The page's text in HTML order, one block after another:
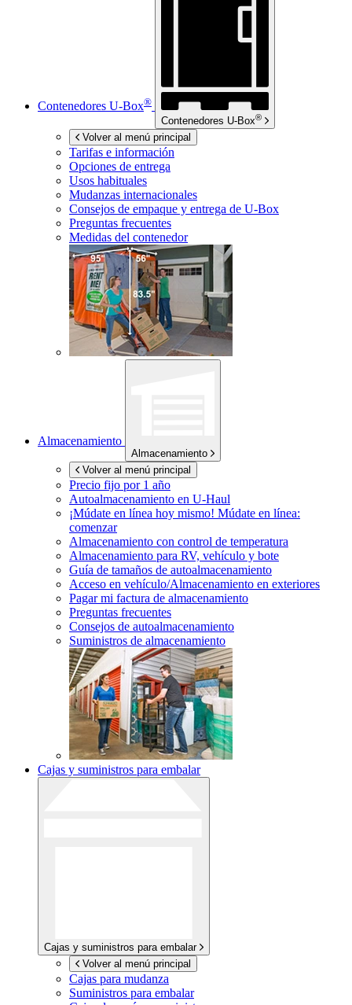
Contenedores U-Box®
Contenedores U-Box®
Volver al menú principal
Tarifas e información
Opciones de entrega
Usos habituales
Mudanzas internacionales
Consejos de empaque y entrega de U-Box
Preguntas frecuentes
Medidas del contenedor
Almacenamiento
Almacenamiento
Volver al menú principal
Precio fijo por 1 año
Autoalmacenamiento en U-Haul
¡Múdate en línea hoy mismo! Múdate en línea:
comenzar
Almacenamiento con control de temperatura
Almacenamiento para RV, vehículo y bote
Guía de tamaños de autoalmacenamiento
Acceso en vehículo/Almacenamiento en exteriores
Pagar mi factura de almacenamiento
Preguntas frecuentes
Consejos de autoalmacenamiento
Suministros de almacenamiento
Cajas y suministros para embalar
Cajas y suministros para embalar
Volver al menú principal
Cajas para mudanza
Suministros para embalar